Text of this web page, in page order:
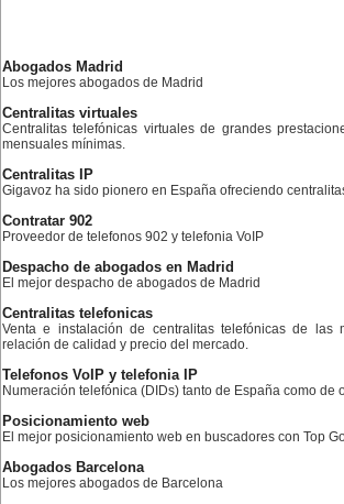
Abogados Madrid
Los mejores abogados de Madrid
Centralitas virtuales
Centralitas telefónicas virtuales de grandes
mensuales mínimas.
Centralitas IP
Gigavoz ha sido pionero en España ofreciendo
Contratar 902
Proveedor de telefonos 902 y telefonia VoIP
Despacho de abogados en Madrid
El mejor despacho de abogados de Madrid
Centralitas telefonicas
Venta e instalación de centralitas telefónicas de las
relación de calidad y precio del mercado.
Telefonos VoIP y telefonia IP
Numeración telefónica (DIDs) tanto de España como de
Posicionamiento web
El mejor posicionamiento web en buscadores con Top
Abogados Barcelona
Los mejores abogados de Barcelona